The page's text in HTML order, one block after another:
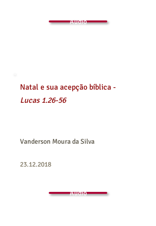
Áudio
Natal e sua acepção bíblica -
Lucas 1.26-56
Vanderson Moura da Silva
23.12.2018
Áudio